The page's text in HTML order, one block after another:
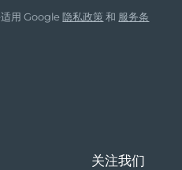
适用 Google隐私政策 和 服务条
关注我们